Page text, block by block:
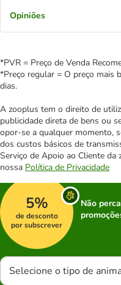
Opiniões
*PVR = Preço de Venda
*Preço regular = O preço mais
dias.
A zooplus tem o direito de
publicidade direta de bens ou
opor-se a qualquer momento,
dos custos básicos de
Serviço de Apoio ao Cliente
nossa Política de Privacidade
5%
de desconto
por subscrever
Não
Selecione o tipo de